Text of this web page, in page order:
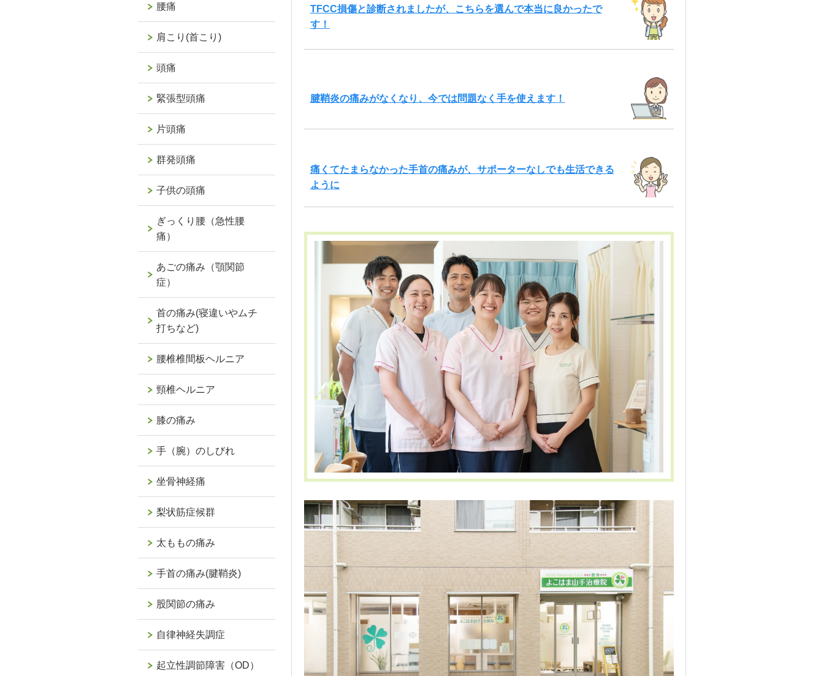
TFCC損傷と診断されましたが、こちらを選んで本当に良かったで
す！
腱鞘炎の痛みがなくなり、今では問題なく手を使えます！
痛くてたまらなかった手首の痛みが、サポーターなしでも生活できる
ように
腰痛
肩こり(首こり)
頭痛
緊張型頭痛
片頭痛
群発頭痛
子供の頭痛
ぎっくり腰（急性腰
痛）
あごの痛み（顎関節
症）
首の痛み(寝違いやムチ
打ちなど)
腰椎椎間板ヘルニア
頸椎ヘルニア
膝の痛み
手（腕）のしびれ
坐骨神経痛
梨状筋症候群
太ももの痛み
手首の痛み(腱鞘炎)
股関節の痛み
自律神経失調症
起立性調節障害（OD）